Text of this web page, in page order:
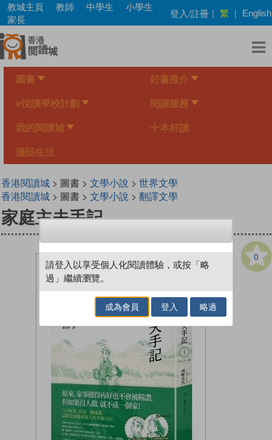
Skip
main
content
教城主頁 教師 中學生
小學生
家長
登入/註冊 | 繁 | English
圖書 好書推介
e悅讀學校計劃 閱讀服務
我的閱讀城 十本好讀
漫話生活
香港閱讀城> 圖書 > 文學小說 > 世界文學
香港閱讀城> 圖書 > 文學小說 > 翻譯文學
家庭主夫手記
0
請登入以享受個人化閱讀體驗，或按「略
過」繼續瀏覽。
成為會員 登入 略過